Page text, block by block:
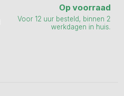
Op voorraad
Voor 12 uur besteld, binnen 2
werkdagen in huis.